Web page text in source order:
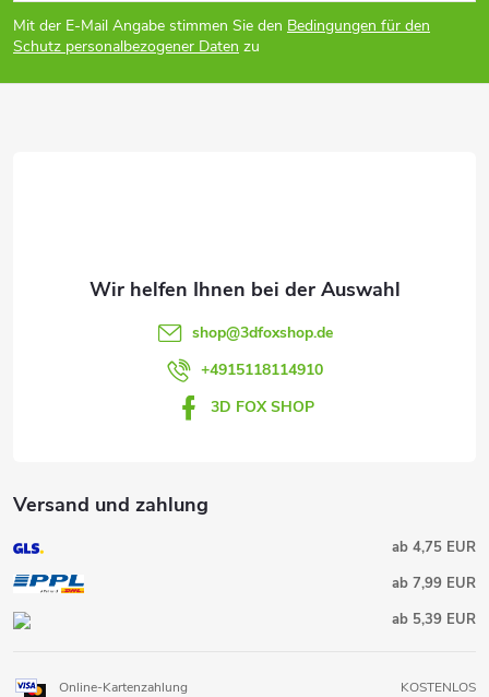
ß
Mit der E-Mail Angabe stimmen Sie den Bedingungen für den
Schutz personalbezogener Daten zu
Versand und zahlung
ab 4,75 EUR
ab 7,99 EUR
ab 5,39 EUR
Online-Kartenzahlung
KOSTENLOS
shop@3dfoxshop.de
+4915118114910
3D FOX SHOP